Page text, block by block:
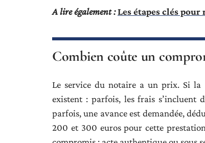
A lire également :Les étapes clés
Combien coûte un
Le service du notaire a un prix. Si
existent : parfois, les frais s’incluent
parfois, une avance est demandée,
200 et 300 euros pour cette